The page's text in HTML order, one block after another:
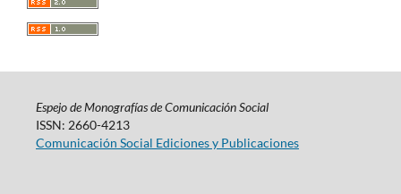
Espejo de Monografías de Comunicación Social
ISSN: 2660-4213
Comunicación Social Ediciones y Publicaciones